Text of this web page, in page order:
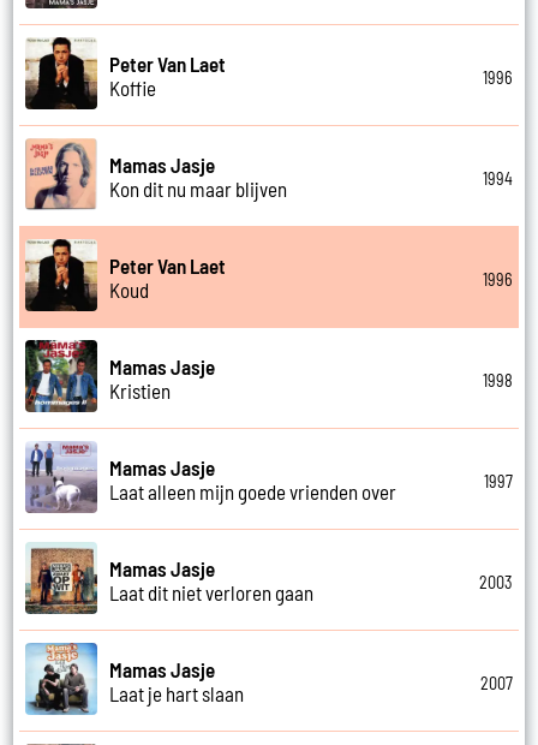
Peter Van Laet
Koffie
1996
Mamas Jasje
Kon dit nu maar blijven
1994
Peter Van Laet
Koud
1996
Mamas Jasje
Kristien
1998
Mamas Jasje
Laat alleen mijn goede vrienden over
1997
Mamas Jasje
Laat dit niet verloren gaan
2003
Mamas Jasje
Laat je hart slaan
2007